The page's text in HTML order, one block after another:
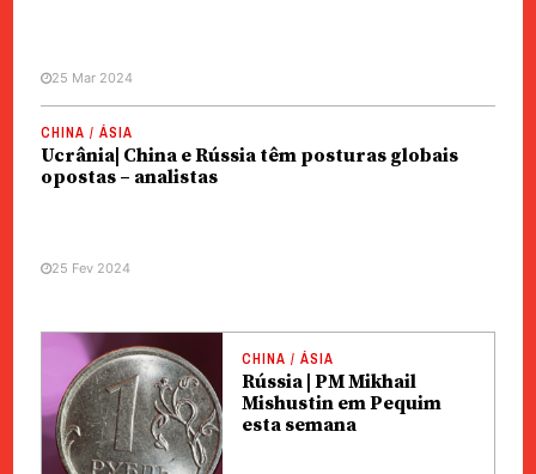
25 Mar 2024
CHINA / ÁSIA
Ucrânia| China e Rússia têm posturas globais
opostas – analistas
25 Fev 2024
CHINA / ÁSIA
Rússia | PM Mikhail
Mishustin em Pequim
esta semana